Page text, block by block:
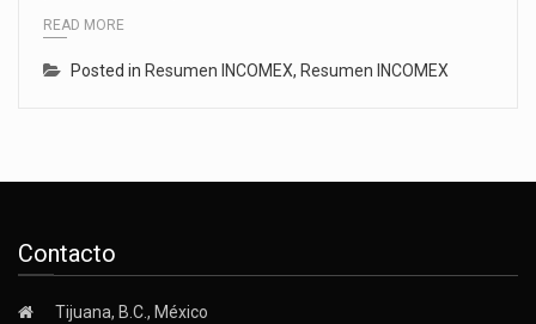
READ MORE
Posted in Resumen INCOMEX, Resumen INCOMEX
Contacto
Tijuana, B.C., México